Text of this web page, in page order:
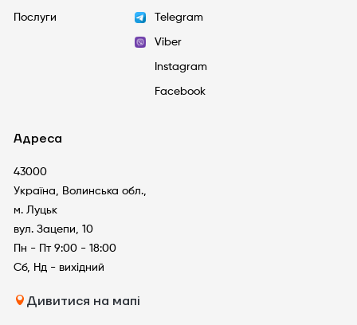
Послуги Telegram
Viber
Instagram
Facebook
Адреса
43000
Україна, Волинська обл.,
м. Луцьк
вул. Зацепи, 10
Пн - Пт 9:00 - 18:00
Сб, Нд - вихідний
Дивитися на мапі